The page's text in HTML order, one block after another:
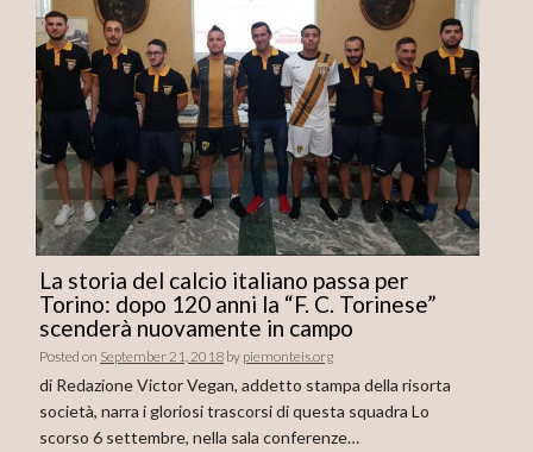
La storia del calcio italiano passa per
Torino: dopo 120 anni la “F. C. Torinese”
scenderà nuovamente in campo
Posted on September 21, 2018 by piemonteis.org
di Redazione Victor Vegan, addetto stampa della risorta
società, narra i gloriosi trascorsi di questa squadra Lo
scorso 6 settembre, nella sala conferenze…